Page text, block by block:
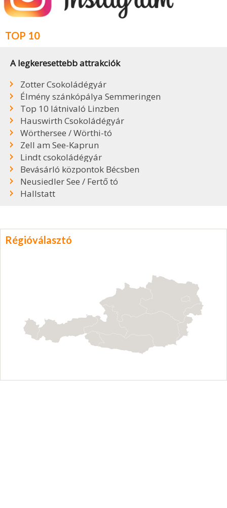
TOP 10
A legkeresettebb attrakciók
Zotter Csokoládégyár
Élmény szánkópálya Semmeringen
Top 10 látnivaló Linzben
Hauswirth Csokoládégyár
Wörthersee / Wörthi-tó
Zell am See-Kaprun
Lindt csokoládégyár
Bevásárló központok Bécsben
Neusiedler See / Fertő tó
Hallstatt
Régióválasztó